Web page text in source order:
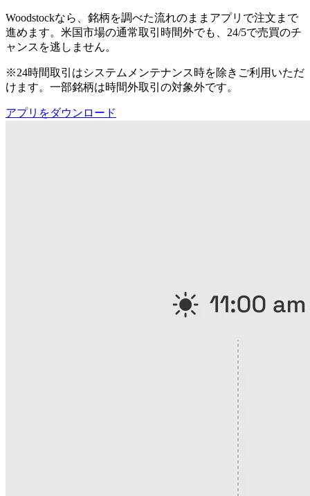
Woodstockなら、銘柄を調べた流れのままアプリで注文まで
進めます。米国市場の通常取引時間外でも、24/5で売買のチ
ャンスを逃しません。
※24時間取引はシステムメンテナンス時を除きご利用いただ
けます。一部銘柄は時間外取引の対象外です。
アプリをダウンロード